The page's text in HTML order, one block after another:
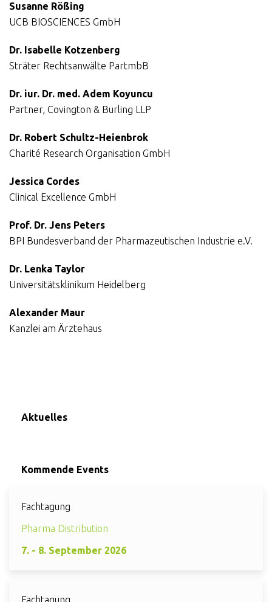
Susanne Rößing
UCB BIOSCIENCES GmbH
Dr. Isabelle Kotzenberg
Sträter Rechtsanwälte PartmbB
Dr. iur. Dr. med. Adem Koyuncu
Partner, Covington & Burling LLP
Dr. Robert Schultz-Heienbrok
Charité Research Organisation GmbH
Jessica Cordes
Clinical Excellence GmbH
Prof. Dr. Jens Peters
BPI Bundesverband der Pharmazeutischen Industrie e.V.
Dr. Lenka Taylor
Universitätsklinikum Heidelberg
Alexander Maur
Kanzlei am Ärztehaus
Aktuelles
Kommende Events
Fachtagung
Pharma Distribution
7. - 8. September 2026
Fachtagung